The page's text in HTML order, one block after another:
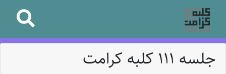
جلسه 111 کلبه کرامت